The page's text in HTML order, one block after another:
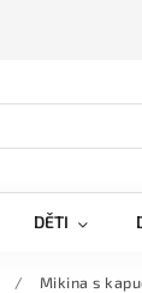
DĚTI
/ Mikina s